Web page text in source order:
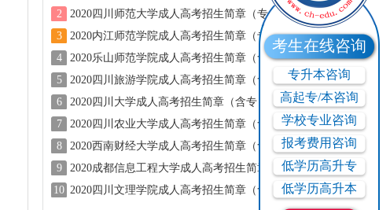
考生在线咨询
专升本咨询
高起专/本咨询
学校专业咨询
报考费用咨询
低学历高升专
低学历高升本
专业）
2 2020四川师范大学成人高考招生简章（专
业、学费）
3 2020内江师范学院成人高考招生简章（专
业、学费）
4 2020乐山师范学院成人高考招生简章（含
专业、学费）
5 2020四川旅游学院成人高考招生简章（含
专业、学费）
6 2020四川大学成人高考招生简章（含专
业）
7 2020四川农业大学成人高考招生简章（含
专业）
8 2020西南财经大学成人高考招生简章（含
专业）
9 2020成都信息工程大学成人高考招生简章
（含专业）
10 2020四川文理学院成人高考招生简章（含